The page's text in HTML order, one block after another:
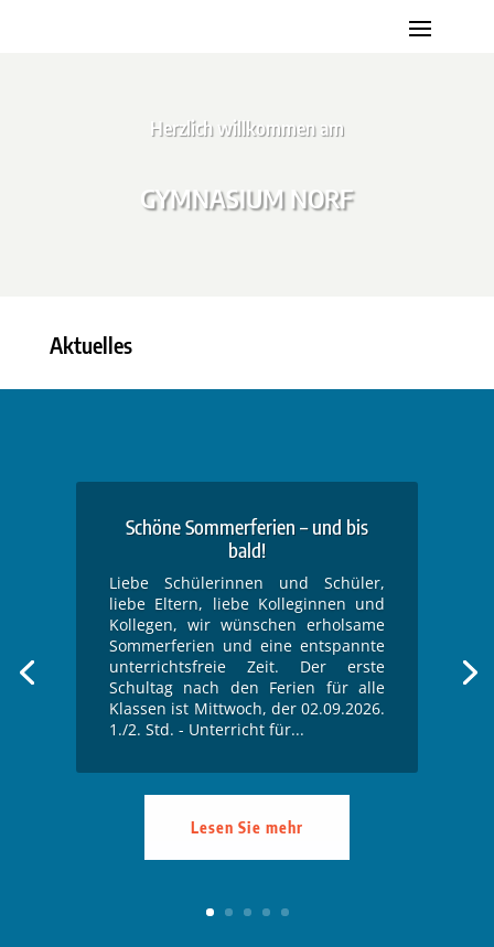
Herzlich willkommen am
GYMNASIUM NORF
Aktuelles
Schöne Sommerferien – und bis
bald!
Liebe Schülerinnen und Schüler,
liebe Eltern, liebe Kolleginnen und
Kollegen, wir wünschen erholsame
Sommerferien und eine entspannte
unterrichtsfreie Zeit. Der erste
Schultag nach den Ferien für alle
Klassen ist Mittwoch, der 02.09.2026.
1./2. Std. - Unterricht für...
Lesen Sie mehr